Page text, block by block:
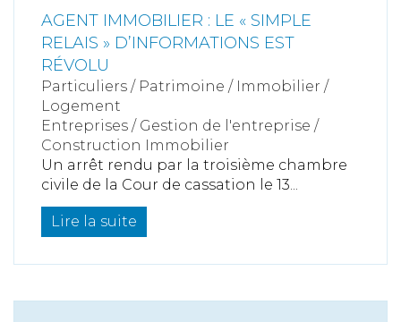
AGENT IMMOBILIER : LE « SIMPLE
RELAIS » D’INFORMATIONS EST
RÉVOLU
Particuliers / Patrimoine / Immobilier /
Logement
Entreprises / Gestion de l'entreprise /
Construction Immobilier
Un arrêt rendu par la troisième chambre
civile de la Cour de cassation le 13...
Lire la suite